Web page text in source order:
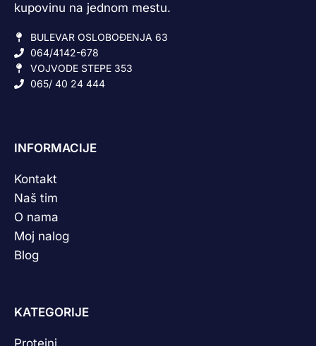
kupovinu na jednom mestu.
BULEVAR OSLOBOĐENJA 63
064/4142-678
VOJVODE STEPE 353
065/ 40 24 444
INFORMACIJE
Kontakt
Naš tim
O nama
Moj nalog
Blog
KATEGORIJE
Proteini